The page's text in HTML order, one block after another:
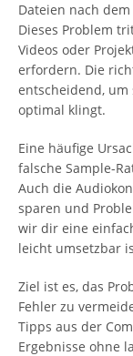
Dateien nach
Dieses Problem
Videos oder
erfordern. Die
entscheidend, um
optimal klingt.
Eine häufige
falsche Sample-
Auch die
sparen und
wir dir eine
leicht umsetzbar
Ziel ist es, das
Fehler zu
Tipps aus der
Ergebnisse ohne